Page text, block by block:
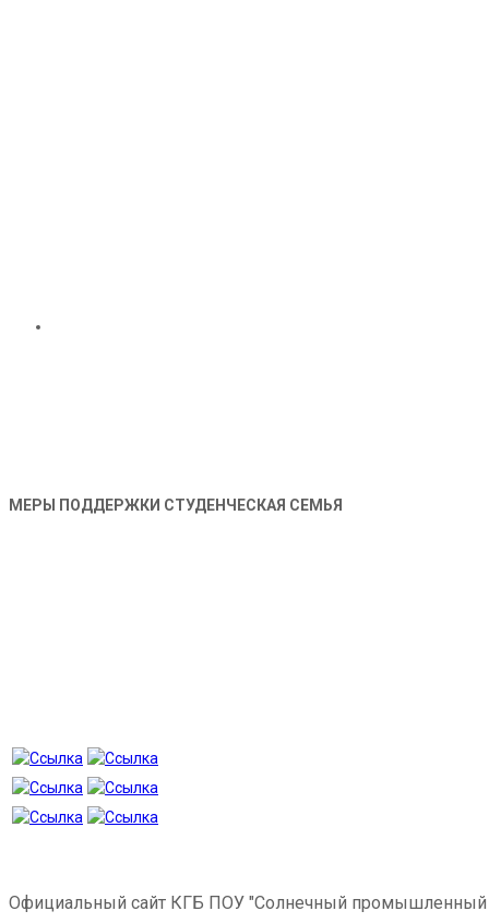
МЕРЫ ПОДДЕРЖКИ СТУДЕНЧЕСКАЯ СЕМЬЯ
Официальный сайт КГБ ПОУ "Солнечный промышленный